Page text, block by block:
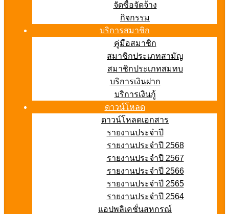
จัดซื้อจัดจ้าง
กิจกรรม
บริการสมาชิก
คู่มือสมาชิก
สมาชิกประเภทสามัญ
สมาชิกประเภทสมทบ
บริการเงินฝาก
บริการเงินกู้
ดาวน์โหลด
ดาวน์โหลดเอกสาร
รายงานประจำปี
รายงานประจำปี 2568
รายงานประจำปี 2567
รายงานประจำปี 2566
รายงานประจำปี 2565
รายงานประจำปี 2564
แอปพลิเคชั่นสหกรณ์